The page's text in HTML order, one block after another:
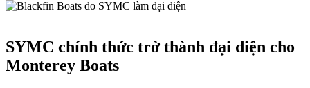
SYMC chính thức trở thành đại diện cho
Monterey Boats